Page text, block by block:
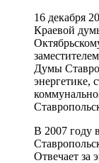
16 декабря
Краевой
Думы
энергетике,
В 2007 году
Отвечает за